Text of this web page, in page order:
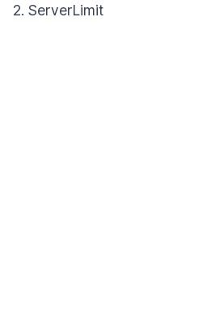
2. ServerLimit